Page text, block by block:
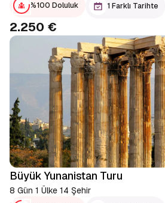
%100 Doluluk 1 Farklı Tarihte
2.250 €
Büyük Yunanistan Turu
8 Gün 1 Ülke 14 Şehir